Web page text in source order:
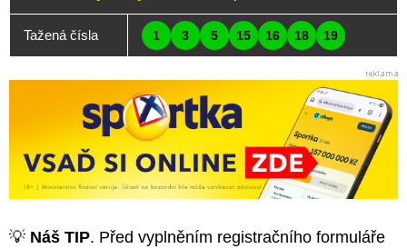
Tažená čísla 1 3 5 15 16 18 19
💡 Náš TIP. Před vyplněním registračního formuláře